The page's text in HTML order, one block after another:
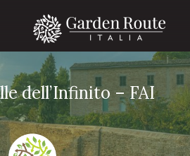
dell’Infinito – FAI